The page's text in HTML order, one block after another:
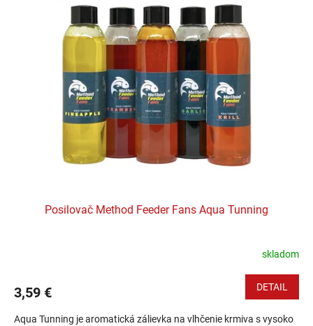
Posilovač Method Feeder Fans Aqua Tunning
skladom
3,59 € DETAIL
Aqua Tunning je aromatická zálievka na vlhčenie krmiva s vysoko